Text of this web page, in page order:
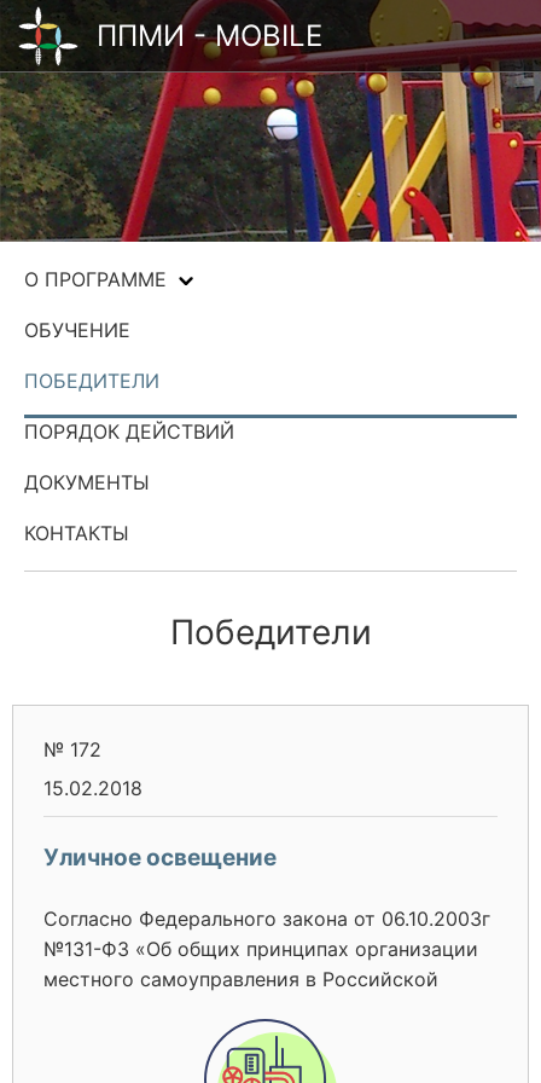
ППМИ - MOBILE
О ПРОГРАММЕ
ОБУЧЕНИЕ
ПОБЕДИТЕЛИ
ПОРЯДОК ДЕЙСТВИЙ
ДОКУМЕНТЫ
КОНТАКТЫ
Победители
№ 172
15.02.2018
Уличное освещение
Согласно Федерального закона от 06.10.2003г
№131-ФЗ «Об общих принципах организации
местного самоуправления в Российской
поселения относится организация в границах
сельсовета электро-, тепло, газо- и